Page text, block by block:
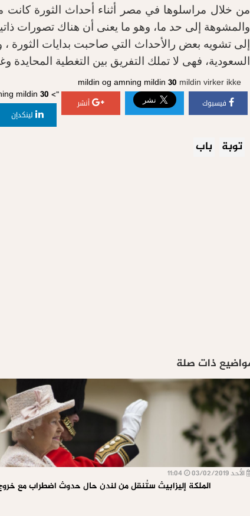
من خلال مراسلوها في مصر أثناء أحداث الثورة كانت
والمشوهة إلى حد ما، وهو ما يعنى أن هناك تصورات
إلى تشويه بعض رالأحداث التي صاحبت بدايات الثورة ،
السعودية، فهى لا تملك التفريق بين التغطية المحايدة
mildin og amning mildin 30 mildin virker ikke
">
فيسبوك أنشر
mildin 30
لينكدإن
توبة باب
ذات صلة
الأحد 03/02/2019
الملكة إليزابيث ستُنقل من لندن حال حدوث اضطراب مع خروج